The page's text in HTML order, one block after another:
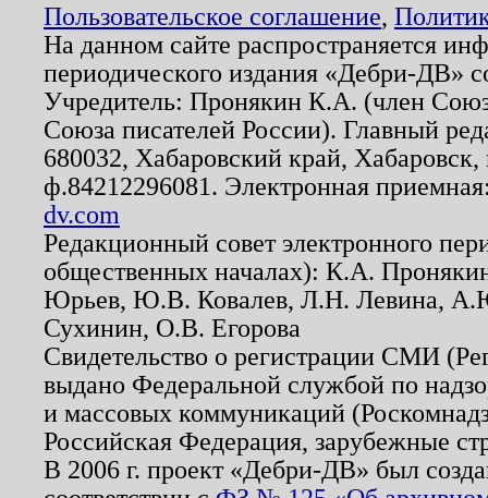
Пользовательское соглашение,
На данном сайте распространяется
периодического издания «Дебри-ДВ»
Учредитель: Пронякин К.А. (член
Союза писателей России). Главный
680032, Хабаровский край,
ф.84212296081. Электронная
dv.com
Редакционный совет электронного
общественных началах): К.А.
Юрьев, Ю.В. Ковалев, Л.Н. Левина,
Сухинин, О.В. Егорова
Свидетельство о регистрации СМИ
выдано Федеральной службой по
и массовых коммуникаций
Российская Федерация, зарубежные
В 2006 г. проект «Дебри-ДВ» был